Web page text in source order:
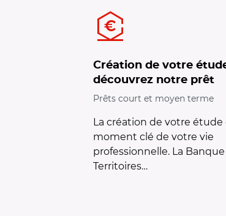
Création de votre
découvrez notre prêt
Prêts court et moyen terme
La création de votre
moment clé de votre vie
professionnelle. La
Territoires…